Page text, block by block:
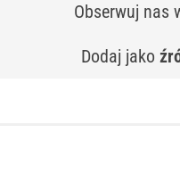
Obserwuj nas
Dodaj jako